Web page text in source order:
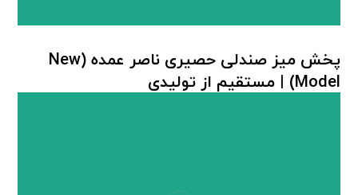
پخش میز صندلی حصیری ناصر عمده (New
Model) | مستقیم از تولیدی